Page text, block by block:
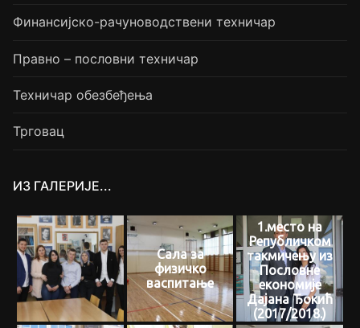
Финансијско-рачуноводствени техничар
Правно – пословни техничар
Техничар обезбеђења
Трговац
ИЗ ГАЛЕРИЈЕ...
Сала за
физичко
васпитање
1.место на
Републичком
такмичењу из
Пословне
економије
Дајана Ђокић
(2017/2018.)